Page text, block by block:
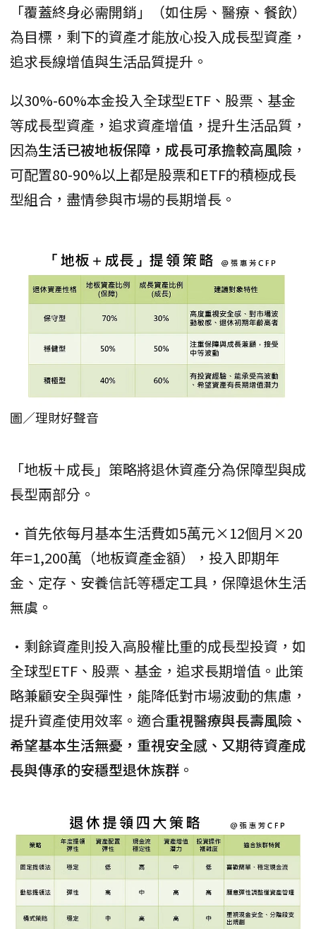
「覆蓋終身必需開銷」（如住房、醫療、餐飲）
為目標，剩下的資產才能放心投入成長型資產，
追求長線增值與生活品質提升。
以30%-60%本金投入全球型ETF、股票、基金
等成長型資產，追求資產增值，提升生活品質，
因為生活已被地板保障，成長可承擔較高風險 ，
可配置80-90%以上都是股票和ETF的積極成長
型組合，盡情參與市場的長期增長。
圖／理財好聲音
「地板＋成長」策略將退休資產分為保障型與成
長型兩部分。
•首先依每月基本生活費如5萬元×12個月×20
年=1,200萬（地板資產金額），投入即期年
金、定存、安養信託等穩定工具，保障退休生活
無虞。
•剩餘資產則投入高股權比重的成長型投資，如
全球型ETF、股票、基金，追求長期增值。此策
略兼顧安全與彈性，能降低對市場波動的焦慮，
提升資產使用效率。適合重視醫療與長壽風險、
希望基本生活無憂，重視安全感、又期待資產成
長與傳承的安穩型退休族群 。